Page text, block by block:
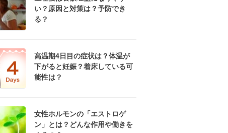
い？原因と対策は？予防でき
る？
高温期4日目の症状は？体温が
下がると妊娠？着床している可
能性は？
女性ホルモンの「エストロゲ
ン」とは？どんな作用や働きを